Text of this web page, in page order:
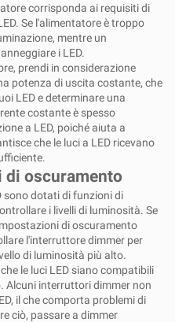
corrisponda ai requisiti di
Se l'alimentatore è troppo
mentre un
i LED.
prendi in considerazione
potenza di uscita costante, che
LED e determinare una
costante è spesso
a LED, poiché aiuta a
che le luci a LED ricevano
di oscuramento
sono dotati di funzioni di
i livelli di luminosità. Se
di oscuramento
l'interruttore dimmer per
di luminosità più alto.
le luci LED siano compatibili
Alcuni interruttori dimmer non
il che comporta problemi di
ciò, passare a dimmer